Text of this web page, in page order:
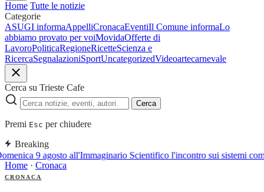
Home Tutte le notizie
Categorie
ASUGI informaAppelliCronacaEventiIl Comune informaLo
abbiamo provato per voiMovidaOfferte di
LavoroPoliticaRegioneRicetteScienza e
RicercaSegnalazioniSportUncategorizedVideoartecarnevale
Cerca su Trieste Cafe
Cerca
Premi Esc per chiudere
Breaking
9 agosto all'Immaginario Scientifico l'incontro sui sistemi
Home · Cronaca
CRONACA